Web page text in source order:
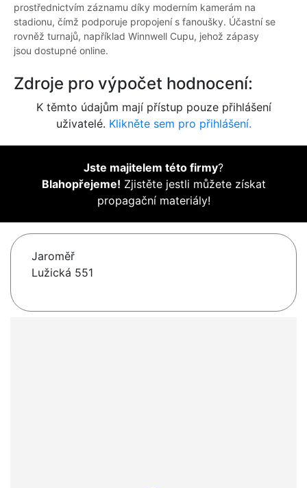
prostřednictvím záznamu díky moderním kamerám na
stadionu, čímž podporuje propojení s fanoušky. Účastní se
rovněž turnajů, například Winnwell Cupu, jehož zápasy
jsou dostupné online.
Zdroje pro výpočet hodnocení:
K těmto údajům mají přístup pouze přihlášení
uživatelé. Klikněte sem pro přihlášení.
Jste majitelem této firmy?
Blahopřejeme! Zjistěte jestli můžete získat
propagační materiály!
Jaroměř
Lužická 551